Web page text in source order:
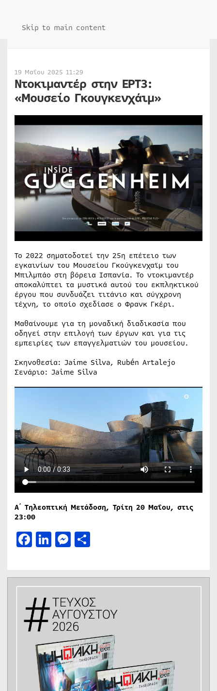
Skip to main content
19 Μαΐου 2025 11:29
Ντοκιμαντέρ στην ΕΡΤ3:
«Μουσείο Γκουγκενχάιμ»
Το 2022 σηματοδοτεί την 25η επέτειο των
εγκαινίων του Μουσείου Γκούγκενχαϊμ του
Μπιλμπάο στη βόρεια Ισπανία. Το ντοκιμαντέρ
αποκαλύπτει τα μυστικά αυτού του εκπληκτικού
έργου που συνδυάζει τιτάνιο και σύγχρονη
τέχνη, το οποίο σχεδίασε ο Φρανκ Γκέρι.
Μαθαίνουμε για τη μοναδική διαδικασία που
οδηγεί στην επιλογή των έργων και για τις
εμπειρίες των επαγγελματιών του μουσείου.
Σκηνοθεσία: Jaime Silva, Rubén Artalejo
Σενάριο: Jaime Silva
Α΄ Τηλεοπτική Μετάδοση, Τρίτη 20 Μαΐου, στις
23:00
Facebook
LinkedIn
Messenger